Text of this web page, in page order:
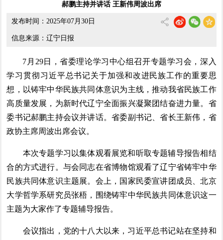
郝鹏主持并讲话 王新伟周波出席
发布时间：2025年07月30日
信息来源：辽宁日报
7月29日，省委理论学习中心组召开专题学习会，深入
学习贯彻习近平总书记关于加强和改进民族工作的重要思
想，以铸牢中华民族共同体意识为主线，推动我省民族工作
高质量发展，为新时代辽宁全面振兴凝聚团结奋进力量。省
委书记郝鹏主持会议并讲话。省委副书记、省长王新伟，省
政协主席周波出席会议。
本次专题学习以集体观看展览和听取专题辅导报告相结
合的方式进行。与会同志在省博物馆观看了辽宁省铸牢中华
民族共同体意识主题展。会上，国家民委宣讲团成员、北京
大学哲学系研究员张梧，围绕铸牢中华民族共同体意识这一
主题为大家作了专题辅导报告。
会议指出，党的十八大以来，习近平总书记站在坚持和